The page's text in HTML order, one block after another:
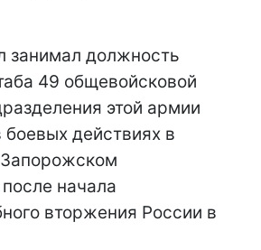
занимал должность
49 общевойсковой
этой армии
боевых действиях в
начала
вторжения России в